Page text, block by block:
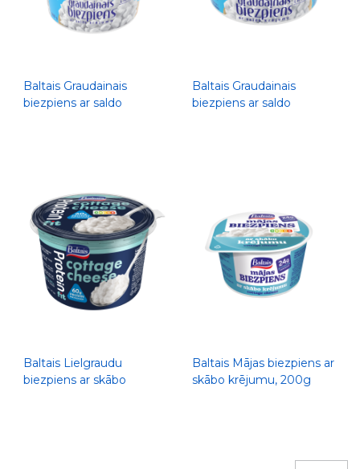
Baltais Graudainais
biezpiens ar saldo
Baltais Graudainais
biezpiens ar saldo
Baltais Lielgraudu
biezpiens ar skābo
Baltais Mājas biezpiens ar
skābo krējumu, 200g